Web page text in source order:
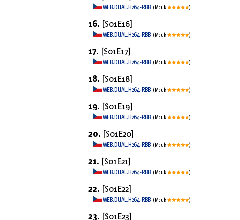
WEB.DUAL.H264-RBB (Mcuk )
16. [S01E16]
WEB.DUAL.H264-RBB (Mcuk )
17. [S01E17]
WEB.DUAL.H264-RBB (Mcuk )
18. [S01E18]
WEB.DUAL.H264-RBB (Mcuk )
19. [S01E19]
WEB.DUAL.H264-RBB (Mcuk )
20. [S01E20]
WEB.DUAL.H264-RBB (Mcuk )
21. [S01E21]
WEB.DUAL.H264-RBB (Mcuk )
22. [S01E22]
WEB.DUAL.H264-RBB (Mcuk )
23. [S01E23]